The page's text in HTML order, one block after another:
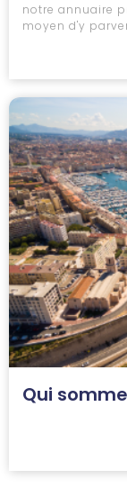
notre annuaire
moyen d'y
Qui